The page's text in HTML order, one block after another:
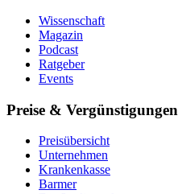
Wissenschaft
Magazin
Podcast
Ratgeber
Events
Preise & Vergünstigungen
Preisübersicht
Unternehmen
Krankenkasse
Barmer